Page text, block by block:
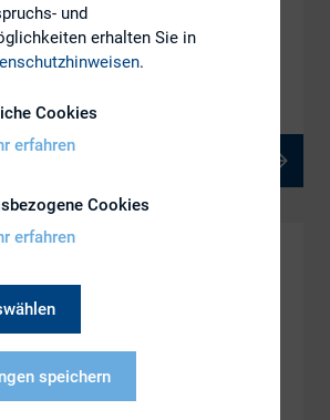
mehr Nachhaltigkeit – die Rolle
und
erhalten Sie in
.
Cookies
erfahren
Cookies
erfahren
speichern